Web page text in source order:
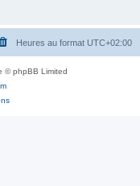
e
Heures au format UTC+02:00
© phpBB Limited